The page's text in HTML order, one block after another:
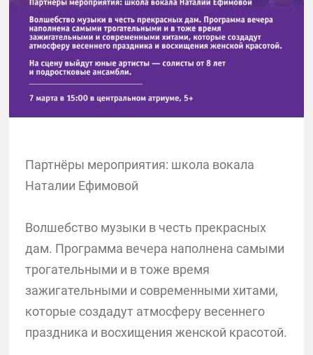
Партнёры мероприятия: школа вокала
Наталии Ефимовой
Волшебство музыки в честь прекрасных
дам. Программа вечера наполнена самыми
трогательными и в тоже время
зажигательными и современными хитами,
которые создадут атмосферу весеннего
праздника и восхищения женской красотой.